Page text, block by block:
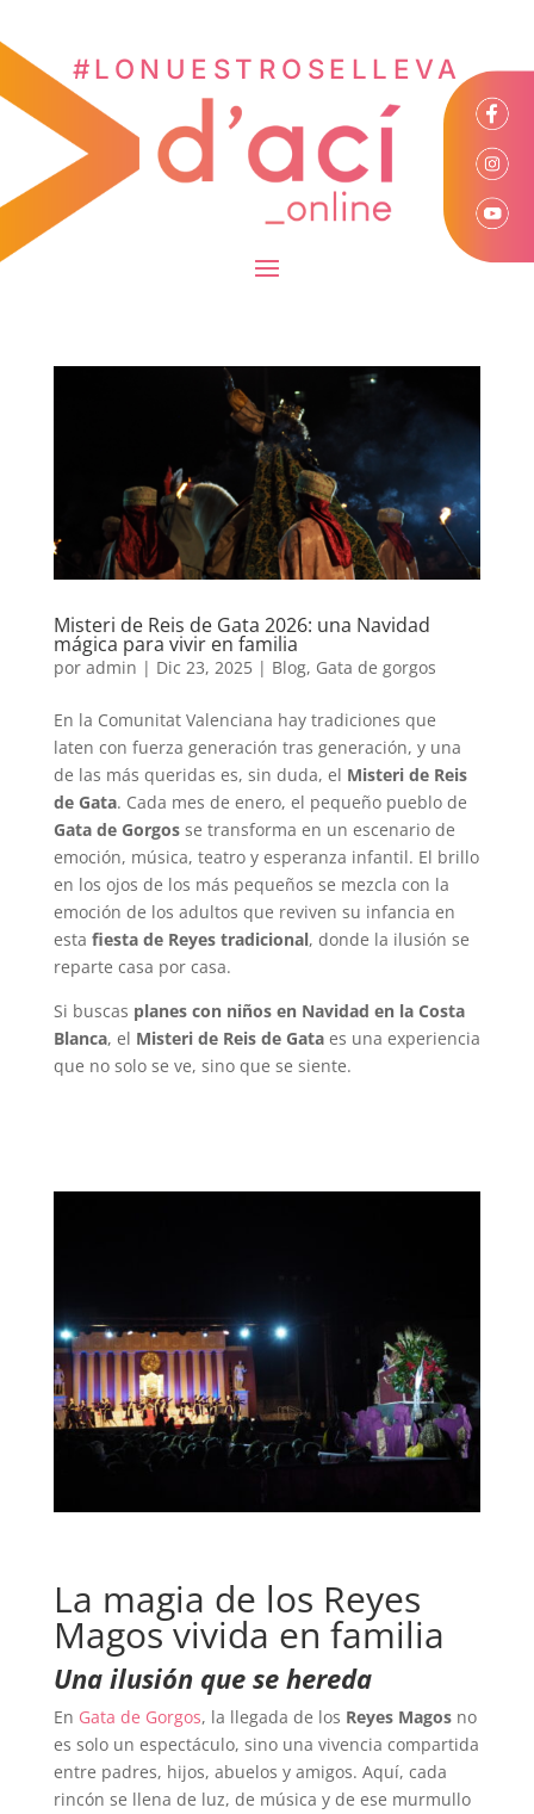
#LONUESTROSELLEVA
Misteri de Reis de Gata 2026: una Navidad
mágica para vivir en familia
por admin | Dic 23, 2025| Blog, Gata de gorgos
En la Comunitat Valenciana hay tradiciones que
laten con fuerza generación tras generación, y una
de las más queridas es, sin duda, el Misteri de Reis
de Gata. Cada mes de enero, el pequeño pueblo de
Gata de Gorgosse transforma en un escenario de
emoción, música, teatro y esperanza infantil. El brillo
en los ojos de los más pequeños se mezcla con la
emoción de los adultos que reviven su infancia en
esta fiesta de Reyes tradicional, donde la ilusión se
reparte casa por casa.
Si buscas planes con niños en Navidad en la Costa
Blanca, el Misteri de Reis de Gataes una experiencia
que no solo se ve, sino que se siente.
La magia de los Reyes
Magos vivida en familia
Una ilusión que se hereda
En Gata de Gorgos, la llegada de los Reyes Magosno
es solo un espectáculo, sino una vivencia compartida
entre padres, hijos, abuelos y amigos. Aquí, cada
rincón se llena de luz, de música y de ese murmullo